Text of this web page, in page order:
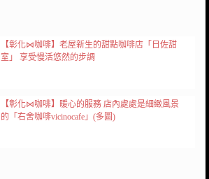
【彰化⋈咖啡】老屋新生的甜點咖啡店「日佐甜
室」 享受慢活悠然的步調
【彰化⋈咖啡】暖心的服務 店內處處是細緻風景
的「右舍咖啡vicinocafe」(多圖)